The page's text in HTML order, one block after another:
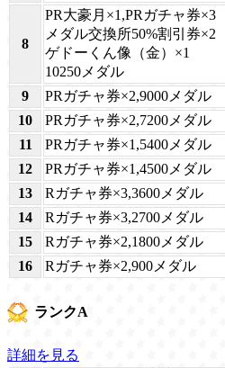
8
PR大豪月×1,PRガチャ券×3
メダル交換所50%割引券×2
ゲドーくん像（金）×1
10250メダル
9
PRガチャ券×2,9000メダル
10
PRガチャ券×2,7200メダル
11
PRガチャ券×1,5400メダル
12
PRガチャ券×1,4500メダル
13
Rガチャ券×3,3600メダル
14
Rガチャ券×3,2700メダル
15
Rガチャ券×2,1800メダル
16
Rガチャ券×2,900メダル
ランクA
詳細を見る